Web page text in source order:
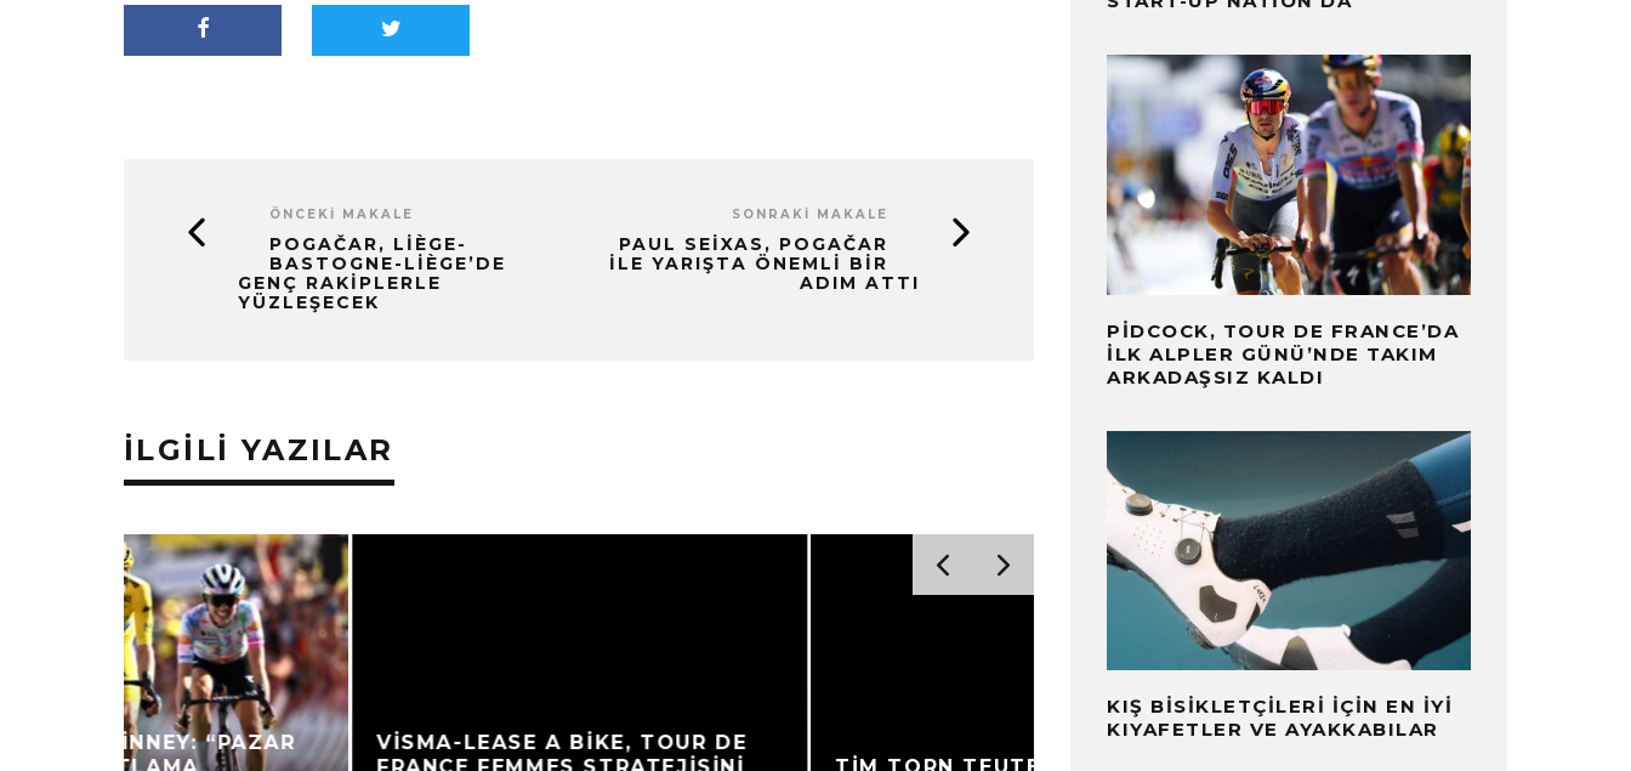
ÖNCEKI MAKALE
POGAČAR, LIÈGE-
BASTOGNE-LIÈGE’DE
GENÇ RAKIPLERLE
YÜZLEŞECEK
SONRAKI MAKALE
PAUL SEIXAS, POGAČAR
ILE YARIŞTA ÖNEMLI BIR
ADIM ATTI
İLGILI YAZILAR
VISMA-LEASE A BIKE, TOUR DE
FRANCE FEMMES STRATEJISINI
TIM TORN TEUTENBERG,
ISAAC DEL TORO, UAE TEAM
PIDCOCK, TOUR DE FRANCE’DA
İLK ALPLER GÜNÜ’NDE TAKIM
ARKADAŞSIZ KALDI
KIŞ BISIKLETÇILERI İÇIN EN İYI
KIYAFETLER VE AYAKKABILAR